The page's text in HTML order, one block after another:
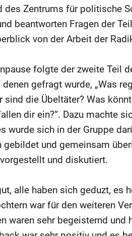
des Zentrums für politische
beantworten Fragen der
von der Arbeit der
folgte der zweite Teil
gefragt wurde, „Was
sind die Übeltäter? Was
dir ein?“. Dazu machte
wurde sich in der Gruppe
und gemeinsam
und diskutiert.
alle haben sich geduzt, es
war für den weiteren
waren sehr begeisternd und